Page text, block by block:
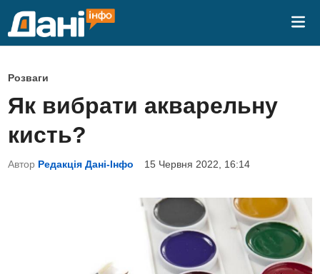
P
o
s
Розваги
Як вибрати акварельну
кисть?
Автор Редакція Дані-Інфо 15 Червня 2022, 16:14